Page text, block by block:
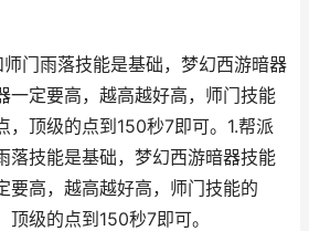
门雨落技能是基础，梦幻西游暗器
一定要高，越高越好高，师门技能
，顶级的点到150秒7即可。1.帮派
落技能是基础，梦幻西游暗器技能
要高，越高越好高，师门技能的
级的点到150秒7即可。